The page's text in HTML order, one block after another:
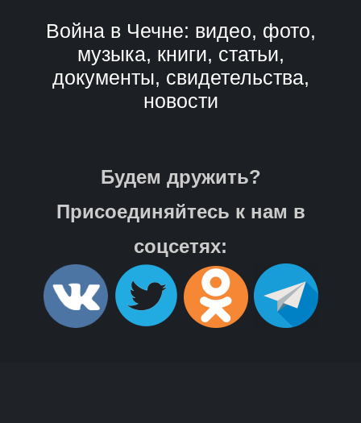
Война в Чечне: видео, фото,
музыка, книги, статьи,
документы, свидетельства,
новости
Будем дружить?
Присоединяйтесь к нам в
соцсетях: